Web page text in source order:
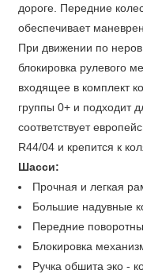
дороге. Передние
обеспечивает
При движении по
блокировка рулевого
входящее в комплект
группы 0+ и подходит
соответствует
R44/04 и крепится к
Шасси:
Прочная и легкая
Большие надувные
Передние
Блокировка
Ручка обшита эко -